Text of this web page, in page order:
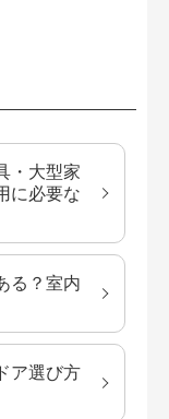
・大型家
に必要な
る？室内
ア選び方